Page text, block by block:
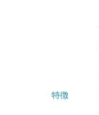
特徴